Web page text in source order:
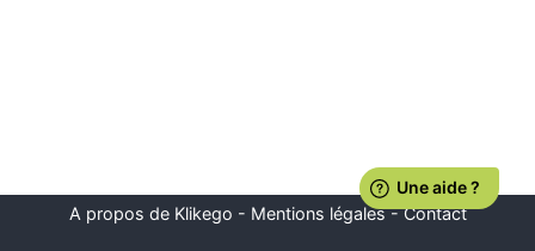
A propos de Klikego - Mentions légales-Contact